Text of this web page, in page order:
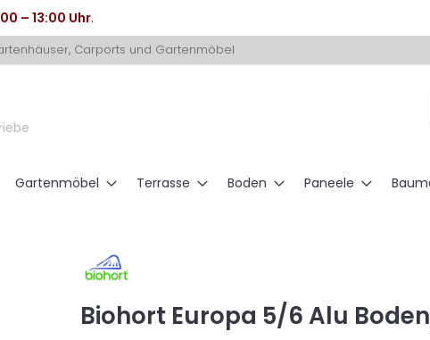
– 13:00 Uhr.
Carports und Gartenmöbel
Gartenmöbel Terrasse Boden Paneele
Biohort Europa 5/6 Alu